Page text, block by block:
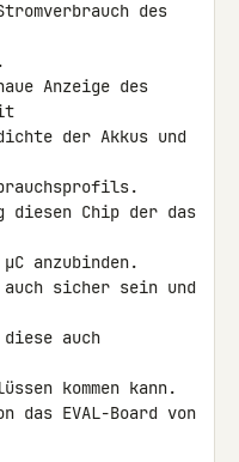
des
Anzeige des
der Akkus und
Chip der das
anzubinden.
sicher sein und
auch
kommen kann.
das EVAL-Board von